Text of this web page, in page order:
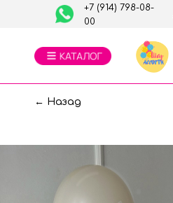
+7 (914) 798-08-
00
← Назад